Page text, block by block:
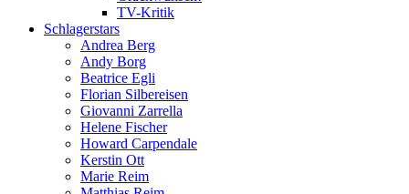
TV-Kritik
Schlagerstars
Andrea Berg
Andy Borg
Beatrice Egli
Florian Silbereisen
Giovanni Zarrella
Helene Fischer
Howard Carpendale
Kerstin Ott
Marie Reim